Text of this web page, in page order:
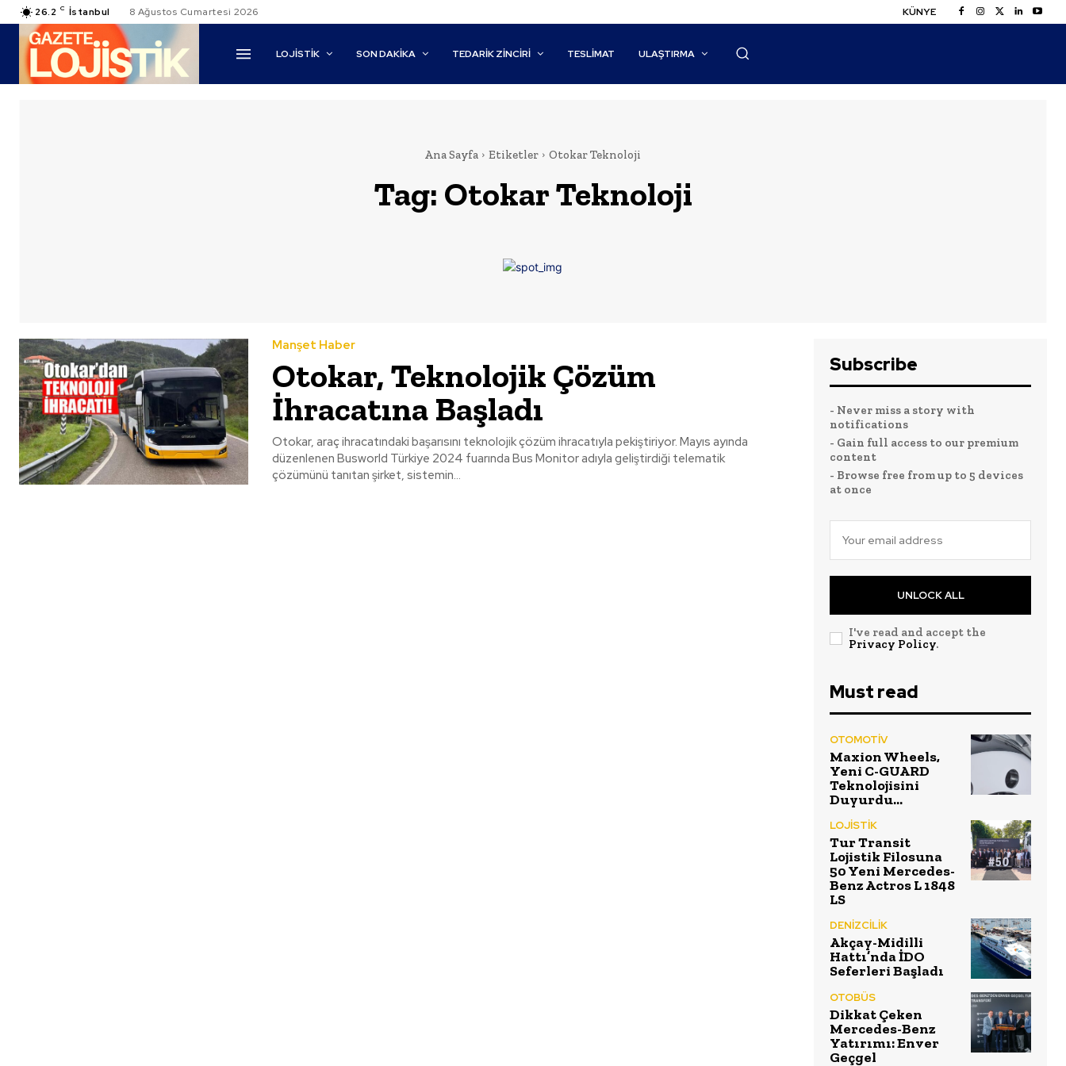
26.2 C İstanbul 8 Ağustos Cumartesi 2026 KÜNYE
LOJİSTİK SON DAKİKA TEDARIK ZINCIRI TESLIMAT ULAŞTIRMA
Ana Sayfa Etiketler Otokar Teknoloji
Tag: Otokar Teknoloji
Manşet Haber
Otokar, Teknolojik Çözüm
İhracatına Başladı
Otokar, araç ihracatındaki başarısını teknolojik çözüm ihracatıyla pekiştiriyor. Mayıs ayında
düzenlenen Busworld Türkiye 2024 fuarında Bus Monitor adıyla geliştirdiği telematik
çözümünü tanıtan şirket, sistemin...
Subscribe
- Never miss a story with
notifications
- Gain full access to our premium
content
- Browse free from up to 5 devices
at once
UNLOCK ALL
I've read and accept the
Privacy Policy.
Must read
OTOMOTİV
Maxion Wheels,
Yeni C-GUARD
Teknolojisini
Duyurdu…
LOJİSTİK
Tur Transit
Lojistik Filosuna
50 Yeni Mercedes-
Benz Actros L 1848
LS
DENİZCİLİK
Akçay-Midilli
Hattı’nda İDO
Seferleri Başladı
OTOBÜS
Dikkat Çeken
Mercedes-Benz
Yatırımı: Enver
Geçgel